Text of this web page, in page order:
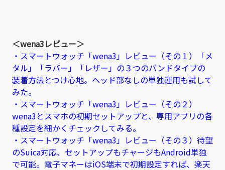
＜wena3レビュー＞
・スマートウォッチ「wena3」レビュー（その１）「メ
タル」「ラバー」「レザー」の３つのバンドタイプの
装着方法とつけ心地。ヘッド部なしの単独運用も試して
みた。
・スマートウォッチ「wena3」レビュー（その２）
wena3とスマホの初期セットアップと、専用アプリの各
種設定を細かくチェックしてみる。
・スマートウォッチ「wena3」レビュー（その３）待望
のSuica対応、セットアップもチャージもAndroid単独
で可能。電子マネーはiOS端末で初期設定すれば、楽天